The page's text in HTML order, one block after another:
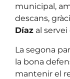
municipal,
descans,
Díaz al servei
La segona
la bona
mantenir el